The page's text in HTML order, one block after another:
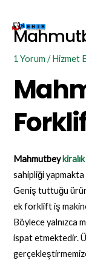
atla
1 Yorum /Hizmet
Mahmutbey
sahipliği yapmakta
Geniş tuttuğu
ek forklift iş
Böylece yalnızca
ispat etmektedir.
navigation